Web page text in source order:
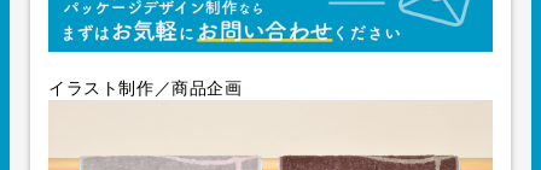
イラスト制作／商品企画